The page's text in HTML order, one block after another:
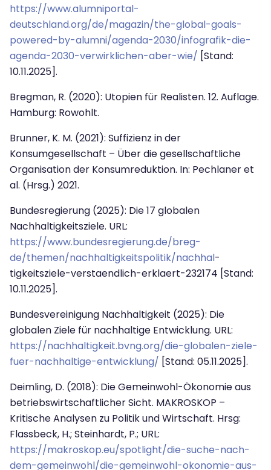
https://www.alumniportal-
deutschland.org/de/magazin/the-global-goals-
powered-by-alumni/agenda-2030/infografik-die-
agenda-2030-verwirklichen-aber-wie/ [Stand:
10.11.2025].
Bregman, R. (2020): Utopien für Realisten. 12. Auflage.
Hamburg: Rowohlt.
Brunner, K. M. (2021): Suffizienz in der
Konsumgesellschaft – Über die gesell­schaftliche
Organisation der Konsumreduktion. In: Pechlaner et
al. (Hrsg.) 2021.
Bundesregierung (2025): Die 17 globalen
Nachhaltigkeitsziele. URL:
https://www.bundesregierung.de/breg-
de/themen/nachhaltigkeitspolitik/nachhal­
tigkeitsziele-verstaendlich-erklaert-232174 [Stand:
10.11.2025].
Bundesvereinigung Nachhaltigkeit (2025): Die
globalen Ziele für nachhaltige Ent­wicklung. URL:
https://nachhaltigkeit.bvng.org/die-globalen-ziele-
fuer-nachhaltige-entwicklung/ [Stand: 05.11.2025].
Deimling, D. (2018): Die Gemeinwohl-Ökonomie aus
betriebswirtschaftlicher Sicht. MAKROSKOP –
Kritische Analysen zu Politik und Wirtschaft. Hrsg:
Flassbeck, H.; Steinhardt, P.; URL:
https://makroskop.eu/spotlight/die-suche-nach-
dem-gemeinwohl/die-gemeinwohl-okonomie-aus-